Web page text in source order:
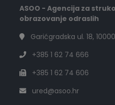
ASOO - Agencija za
obrazovanje odraslih
Garićgradska ul. 18,
+385 1 62 74 666
+385 1 62 74 606
ured@asoo.hr